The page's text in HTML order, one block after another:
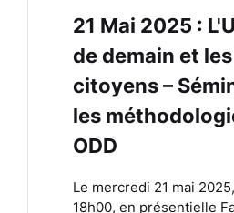
21 Mai 2025 :
de demain et
citoyens –
les
ODD
Le mercredi 21 mai
18h00, en présentielle